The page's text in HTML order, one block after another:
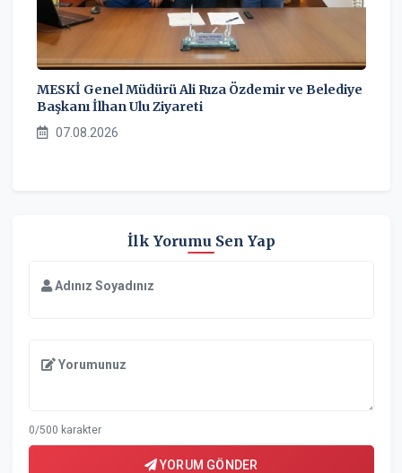
MESKİ Genel Müdürü Ali Rıza Özdemir ve Belediye
Başkanı İlhan Ulu Ziyareti
07.08.2026
İlk Yorumu Sen Yap
Adınız Soyadınız
Yorumunuz
0/500 karakter
YORUM GÖNDER